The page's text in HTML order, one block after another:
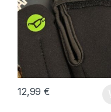
12,99€